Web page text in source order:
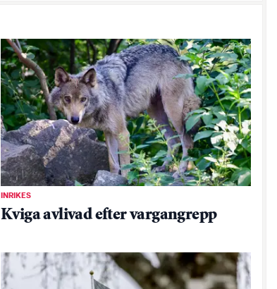
INRIKES
Kviga avlivad efter vargangrepp